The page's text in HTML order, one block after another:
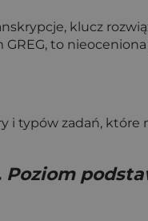
klucz
to
i typów zadań, które